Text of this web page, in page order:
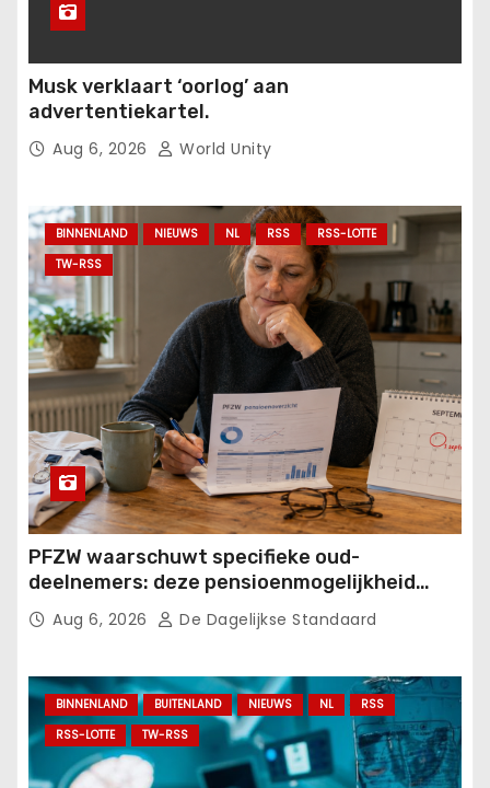
Musk verklaart ‘oorlog’ aan
advertentiekartel.
Aug 6, 2026 World Unity
BINNENLAND NIEUWS NL RSS
RSS-LOTTE
TW-RSS
PFZW waarschuwt specifieke oud-
deelnemers: deze pensioenmogelijkheid
vervalt op 1 september.
Aug 6, 2026 De Dagelijkse Standaard
BINNENLAND BUITENLAND NIEUWS NL
RSS
RSS-LOTTE
TW-RSS